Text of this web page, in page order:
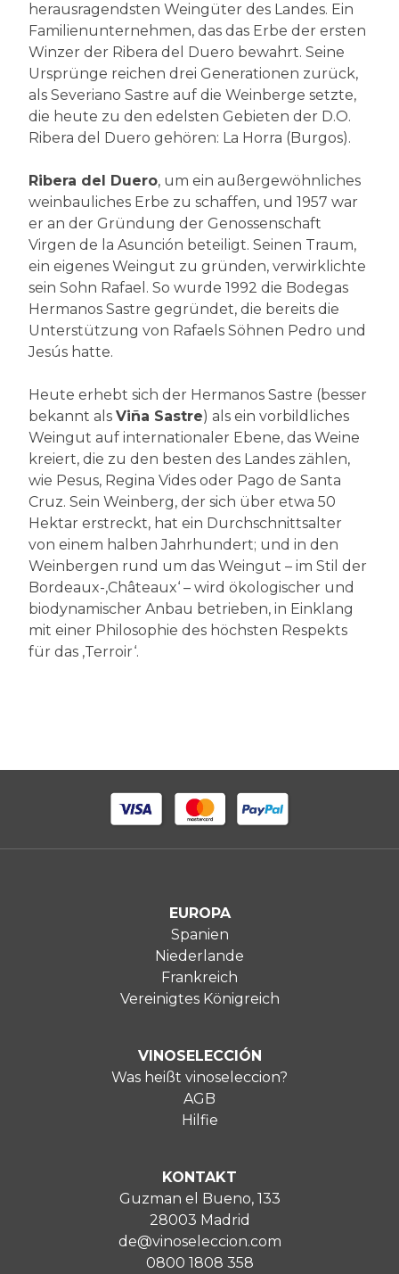
herausragendsten Weingüter des Landes. Ein
Familienunternehmen, das das Erbe der ersten
Winzer der Ribera del Duero bewahrt. Seine
Ursprünge reichen drei Generationen zurück,
als Severiano Sastre auf die Weinberge setzte,
die heute zu den edelsten Gebieten der D.O.
Ribera del Duero gehören: La Horra (Burgos).
Ribera del Duero, um ein außergewöhnliches
weinbauliches Erbe zu schaffen, und 1957 war
er an der Gründung der Genossenschaft
Virgen de la Asunción beteiligt. Seinen Traum,
ein eigenes Weingut zu gründen, verwirklichte
sein Sohn Rafael. So wurde 1992 die Bodegas
Hermanos Sastre gegründet, die bereits die
Unterstützung von Rafaels Söhnen Pedro und
Jesús hatte.
Heute erhebt sich der Hermanos Sastre (besser
bekannt als Viña Sastre) als ein vorbildliches
Weingut auf internationaler Ebene, das Weine
kreiert, die zu den besten des Landes zählen,
wie Pesus, Regina Vides oder Pago de Santa
Cruz. Sein Weinberg, der sich über etwa 50
Hektar erstreckt, hat ein Durchschnittsalter
von einem halben Jahrhundert; und in den
Weinbergen rund um das Weingut – im Stil der
Bordeaux-‚Châteaux‘ – wird ökologischer und
biodynamischer Anbau betrieben, in Einklang
mit einer Philosophie des höchsten Respekts
für das ‚Terroir‘.
EUROPA
Spanien
Niederlande
Frankreich
Vereinigtes Königreich
VINOSELECCIÓN
Was heißt vinoseleccion?
AGB
Hilfie
KONTAKT
Guzman el Bueno, 133
28003 Madrid
de@vinoseleccion.com
0800 1808 358